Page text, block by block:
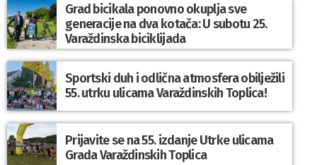
Grad bicikala ponovno okuplja sve
generacije na dva kotača: U subotu 25.
Varaždinska biciklijada
Sportski duh i odlična atmosfera obilježili
55. utrku ulicama Varaždinskih Toplica!
Prijavite se na 55. izdanje Utrke ulicama
Grada Varaždinskih Toplica